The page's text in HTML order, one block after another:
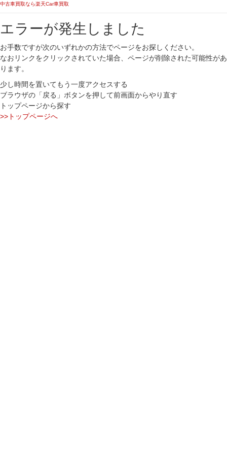
中古車買取なら楽天Car車買取
エラーが発生しました
お手数ですが次のいずれかの方法でページをお探しください。
なおリンクをクリックされていた場合、ページが削除された可能性があ
ります。
少し時間を置いてもう一度アクセスする
ブラウザの「戻る」ボタンを押して前画面からやり直す
トップページから探す
>>トップページへ